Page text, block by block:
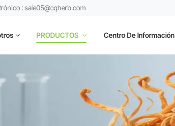
: sale05@cqherb.com
PRODUCTOS Centro De Información